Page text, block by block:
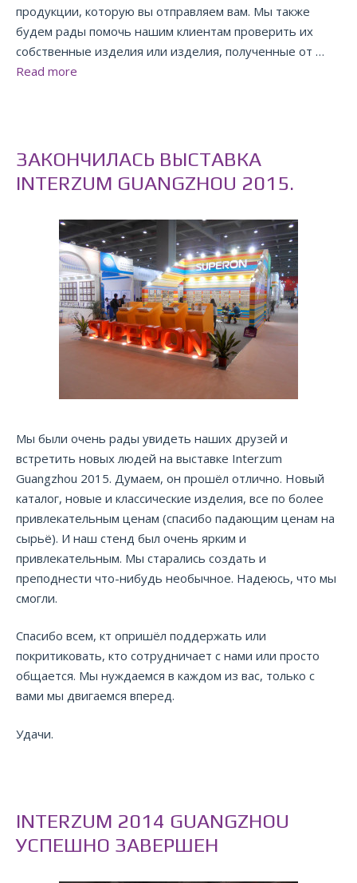
продукции, которую вы отправляем вам. Мы также
будем рады помочь нашим клиентам проверить их
собственные изделия или изделия, полученные от …
Read more
ЗАКОНЧИЛАСЬ ВЫСТАВКА
INTERZUM GUANGZHOU 2015.
Мы были очень рады увидеть наших друзей и
встретить новых людей на выставке Interzum
Guangzhou 2015. Думаем, он прошёл отлично. Новый
каталог, новые и классические изделия, все по более
привлекательным ценам (спасибо падающим ценам на
сырьё). И наш стенд был очень ярким и
привлекательным. Мы старались создать и
преподнести что-нибудь необычное. Надеюсь, что мы
смогли.
Спасибо всем, кт опришёл поддержать или
покритиковать, кто сотрудничает с нами или просто
общается. Мы нуждаемся в каждом из вас, только с
вами мы двигаемся вперед.
Удачи.
INTERZUM 2014 GUANGZHOU
УСПЕШНО ЗАВЕРШЕН